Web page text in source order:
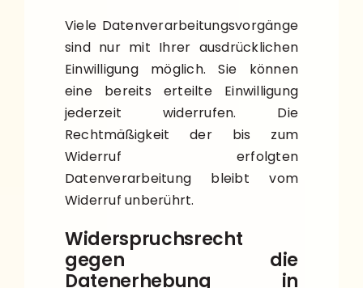
Viele Datenverarbeitungsvorgänge
sind nur mit Ihrer ausdrücklichen
Einwilligung möglich. Sie können
eine bereits erteilte Einwilligung
jederzeit widerrufen. Die
Rechtmäßigkeit der bis zum
Widerruf erfolgten
Datenverarbeitung bleibt vom
Widerruf unberührt.
Widerspruchsrecht
gegen die
Datenerhebung in